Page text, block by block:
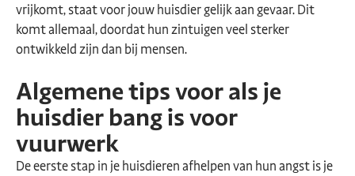
vrijkomt, staat voor jouw huisdier gelijk aan gevaar. Dit
komt allemaal, doordat hun zintuigen veel sterker
ontwikkeld zijn dan bij mensen.
Algemene tips voor als je
huisdier bang is voor
vuurwerk
De eerste stap in je huisdieren afhelpen van hun angst is je